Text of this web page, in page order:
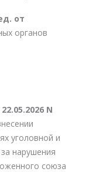
от
органов
N
уголовной и
нарушения
союза